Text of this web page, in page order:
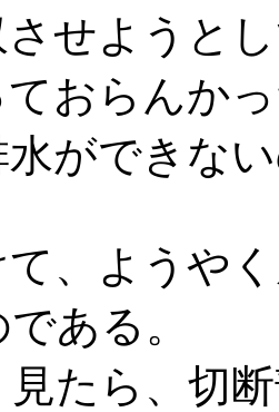
せようと
ておらんか
ができな
、ようや
ある。
見たら、切